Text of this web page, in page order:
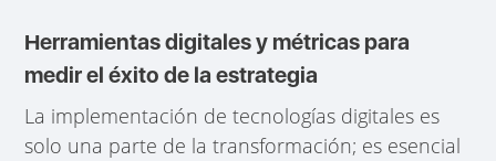
Herramientas digitales y métricas para
medir el éxito de la estrategia
La implementación de tecnologías digitales es
solo una parte de la transformación; es esencial